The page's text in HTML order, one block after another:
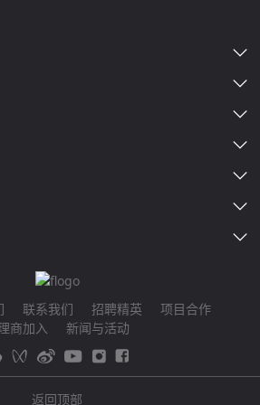
联系我们 招聘精英
项目合作
商加入
新闻与活动
返回顶部